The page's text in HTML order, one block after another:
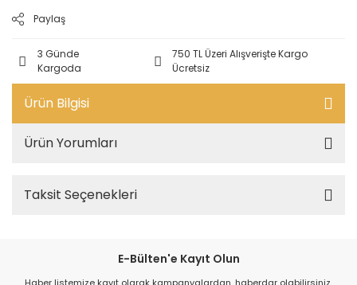
Paylaş
3 Günde
Kargoda
750 TL Üzeri Alışverişte Kargo
Ücretsiz
Ürün Bilgisi
Ürün Yorumları
Taksit Seçenekleri
E-Bülten'e Kayıt Olun